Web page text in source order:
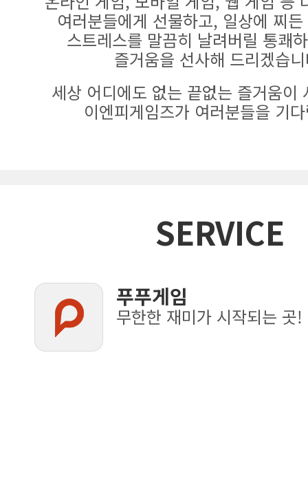
여러분들에게 선물하고, 일상에 찌
스트레스를 말끔히 날려버릴 통쾌
즐거움을 선사해 드리겠습
세상 어디에도 없는 끝없는 즐거움이
이엔피게임즈가 여러분들을 기
SERVICE
푸푸게임
무한한 재미가 시작되는 곳!